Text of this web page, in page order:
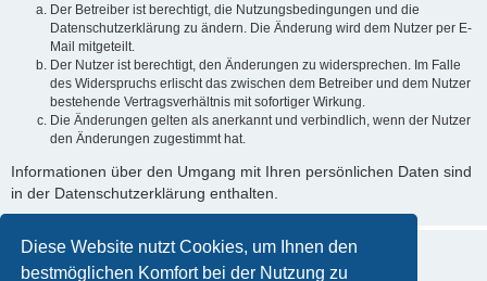
Diese Website nutzt Cookies, um Ihnen den
bestmöglichen Komfort bei der Nutzung zu
Der Betreiber ist berechtigt, die Nutzungsbedingungen und die
Datenschutzerklärung zu ändern. Die Änderung wird dem Nutzer per E-
Mail mitgeteilt.
Der Nutzer ist berechtigt, den Änderungen zu widersprechen. Im Falle
des Widerspruchs erlischt das zwischen dem Betreiber und dem Nutzer
bestehende Vertragsverhältnis mit sofortiger Wirkung.
Die Änderungen gelten als anerkannt und verbindlich, wenn der Nutzer
den Änderungen zugestimmt hat.
Informationen über den Umgang mit Ihren persönlichen Daten sind
in der Datenschutzerklärung enthalten.